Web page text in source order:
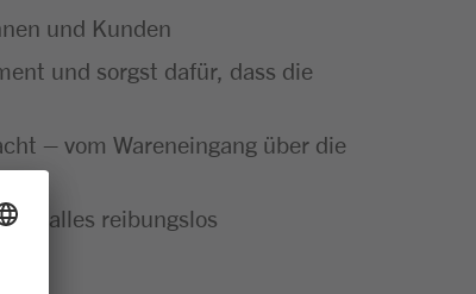
und Kunden
und sorgst dafür, dass die
– vom Wareneingang über die
dir alles reibungslos